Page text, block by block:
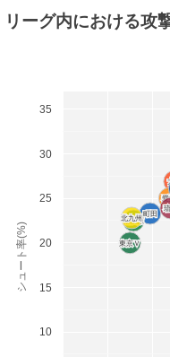
リーグ内における攻
東京Ｖ
東京Ｖ
町田
町田
相模原
相模原
北九州
北九州
10
15
20
25
30
35
シュート率(%)